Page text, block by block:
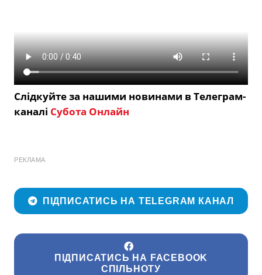
Слідкуйте за нашими новинами в Телеграм-
каналі Субота Онлайн
РЕКЛАМА
ПІДПИСАТИСЬ НА TELEGRAM КАНАЛ
ПІДПИСАТИСЬ НА FACEBOOK
СПІЛЬНОТУ